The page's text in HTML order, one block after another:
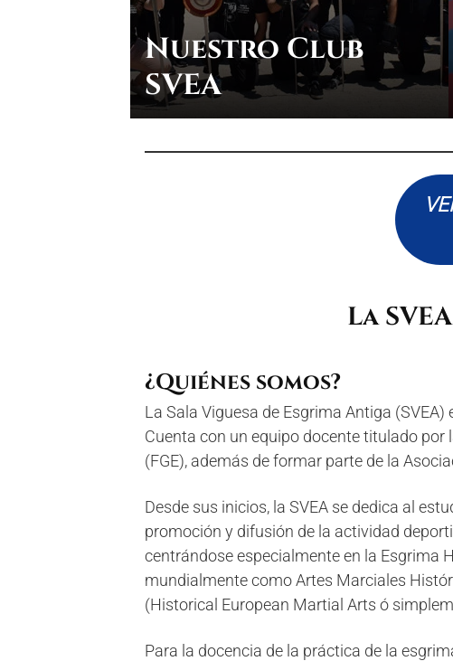
Nuestro Club
SVEA
La
¿Quiénes somos?
La Sala Viguesa de Esgrima Antiga
Cuenta con un equipo docente titulado por
(FGE), además de formar parte de la
Desde sus inicios, la SVEA se dedica al
promoción y difusión de la actividad
centrándose especialmente en la Esgrima
mundialmente como Artes Marciales
(Historical European Martial Arts ó
Para la docencia de la práctica de la